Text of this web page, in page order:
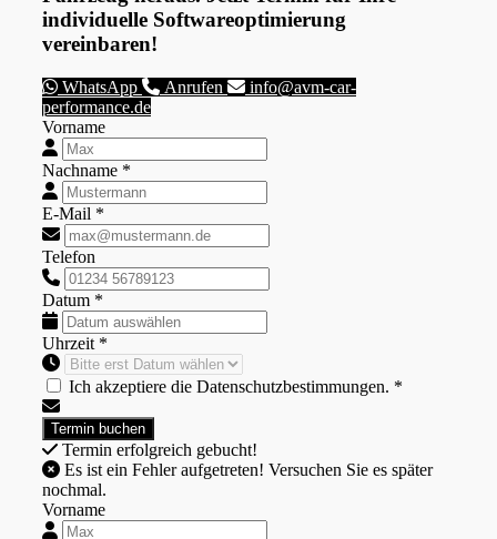
individuelle Softwareoptimierung
vereinbaren!
WhatsApp Anrufen
info@avm-car-
performance.de
Vorname
Nachname *
E-Mail *
Telefon
Datum *
Uhrzeit *
Ich akzeptiere die Datenschutzbestimmungen. *
Termin erfolgreich gebucht!
nochmal.
Vorname